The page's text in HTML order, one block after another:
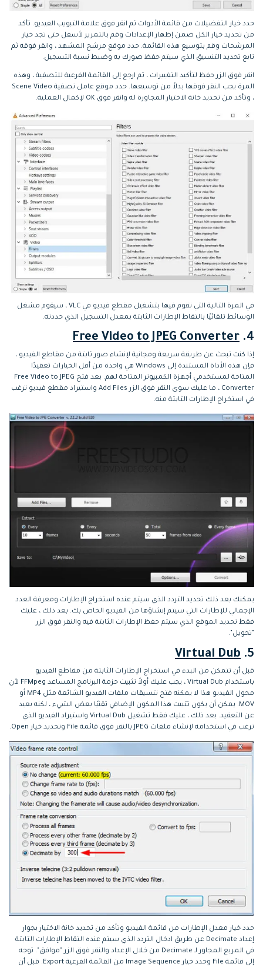
حدد خيار التفضيلات من قائمة الأدوات ثم انقر فوق علامة التبويب الفيديو. تأكد
من تحديد خيار الكل ضمن إظهار الإعدادات وقم بالتمرير لأسفل حتى تجد خيار
المرشحات وقم بتوسيع هذه القائمة. حدد موقع مرشح المشهد ، وانقر فوقه ثم
تابع تحديد التنسيق الذي سيتم حفظ صورك به وضبط نسبة التسجيل.
انقر فوق الزر حفظ لتأكيد التغييرات ، ثم ارجع إلى القائمة الفرعية للتصفية ، وهذه
المرة يجب النقر فوقها بدلاً من توسيعها. حدد موقع عامل تصفية Scene Video
، وتأكد من تحديد خانة الاختيار المجاورة له وانقر فوق OK لإكمال العملية.
في المرة التالية التي تقوم فيها بتشغيل مقطع فيديو في VLC ، سيقوم مشغل
الوسائط تلقائيًا بالتقاط الإطارات الثابتة بمعدل التسجيل الذي حددته.
4.
Free Video to JPEG Converter
إذا كنت تبحث عن طريقة سريعة ومجانية لإنشاء صور ثابتة من مقاطع الفيديو ،
فإن هذه الأداة المستندة إلى Windows هي واحدة من أقل الخيارات تعقيدًا
المتاحة لمستخدمي أجهزة الكمبيوتر المتاحة لهم. بعد فتح Free Video to JPEG
Converter ، ما عليك سوى النقر فوق الزر Add Files واستيراد مقطع فيديو ترغب
في استخراج الإطارات الثابتة منه.
يمكنك بعد ذلك تحديد التردد الذي سيتم عنده استخراج الإطارات ومعرفة العدد
الإجمالي للإطارات التي سيتم إنشاؤها من الفيديو الخاص بك. بعد ذلك ، عليك
فقط تحديد الموقع الذي سيتم حفظ الإطارات الثابتة فيه والنقر فوق الزر
"تحويل".
5.
Virtual Dub
قبل أن تتمكن من البدء في استخراج الإطارات الثابتة من مقاطع الفيديو
باستخدام Virtual Dub ، يجب عليك أولاً تثبيت حزمة البرنامج المساعد FFMpeg لأن
محول الفيديو هذا لا يمكنه فتح تنسيقات ملفات الفيديو الشائعة مثل MP4 أو
MOV. يمكن أن يكون تثبيت هذا المكون الإضافي تقنيًا بعض الشيء ، لكنه بعيد
عن التعقيد. بعد ذلك ، عليك فقط تشغيل Virtual Dub واستيراد الفيديو الذي
ترغب في استخدامه لإنشاء ملفات JPEG بالنقر فوق قائمة File وتحديد خيار Open.
حدد خيار معدل الإطارات من قائمة الفيديو وتأكد من تحديد خانة الاختيار بجوار
إعداد Decimate عن طريق ادخال التردد الذي سيتم عنده التقاط الإطارات الثابتة
في المربع المجاور لـ Decimate من خلال الإعداد والنقر فوق الزر "موافق". توجه
إلى قائمة File وحدد خيار Image Sequence من القائمة الفرعية Export. قبل أن